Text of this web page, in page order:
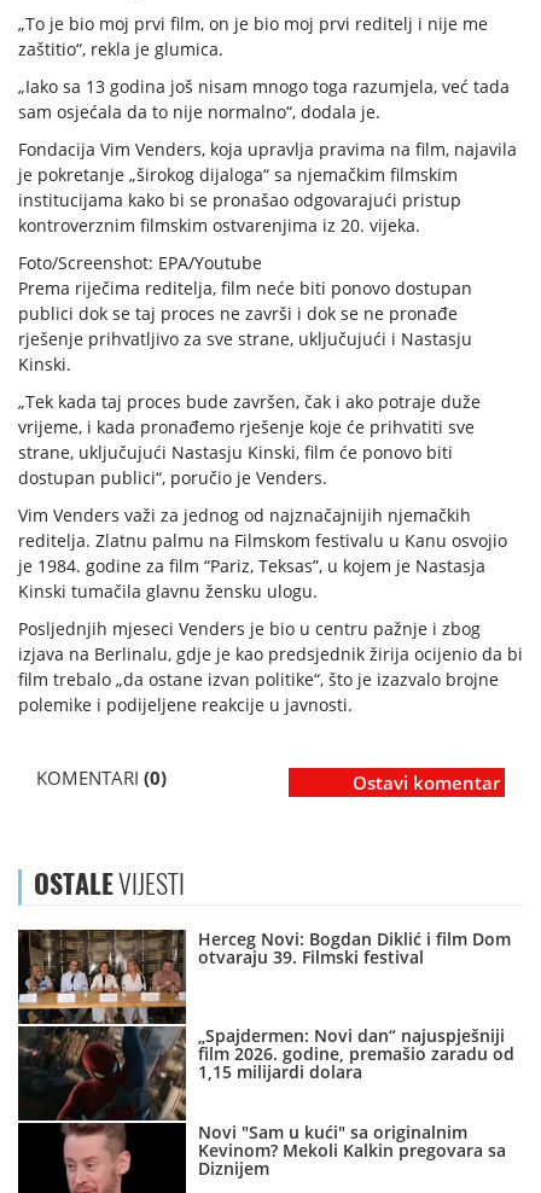
„To je bio moj prvi film, on je bio moj prvi reditelj i nije me
zaštitio“, rekla je glumica.
„Iako sa 13 godina još nisam mnogo toga razumjela, već tada
sam osjećala da to nije normalno“, dodala je.
Fondacija Vim Venders, koja upravlja pravima na film, najavila
je pokretanje „širokog dijaloga“ sa njemačkim filmskim
institucijama kako bi se pronašao odgovarajući pristup
kontroverznim filmskim ostvarenjima iz 20. vijeka.
Foto/Screenshot: EPA/Youtube
Prema riječima reditelja, film neće biti ponovo dostupan
publici dok se taj proces ne završi i dok se ne pronađe
rješenje prihvatljivo za sve strane, uključujući i Nastasju
Kinski.
„Tek kada taj proces bude završen, čak i ako potraje duže
vrijeme, i kada pronađemo rješenje koje će prihvatiti sve
strane, uključujući Nastasju Kinski, film će ponovo biti
dostupan publici“, poručio je Venders.
Vim Venders važi za jednog od najznačajnijih njemačkih
reditelja. Zlatnu palmu na Filmskom festivalu u Kanu osvojio
je 1984. godine za film “Pariz, Teksas”, u kojem je Nastasja
Kinski tumačila glavnu žensku ulogu.
Posljednjih mjeseci Venders je bio u centru pažnje i zbog
izjava na Berlinalu, gdje je kao predsjednik žirija ocijenio da bi
film trebalo „da ostane izvan politike“, što je izazvalo brojne
polemike i podijeljene reakcije u javnosti.
KOMENTARI (0) Ostavi komentar
OSTALEVIJESTI
Herceg Novi: Bogdan Diklić i film Dom
otvaraju 39. Filmski festival
„Spajdermen: Novi dan“ najuspješniji
film 2026. godine, premašio zaradu od
1,15 milijardi dolara
Novi "Sam u kući" sa originalnim
Kevinom? Mekoli Kalkin pregovara sa
Diznijem